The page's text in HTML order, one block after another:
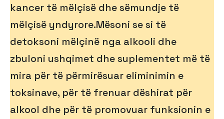
kancer të mëlçisë dhe sëmundje të
mëlçisë yndyrore.Mësoni se si të
detoksoni mëlçinë nga alkooli dhe
zbuloni ushqimet dhe suplementet më të
mira për të përmirësuar eliminimin e
toksinave, për të frenuar dëshirat për
alkool dhe për të promovuar funksionin e